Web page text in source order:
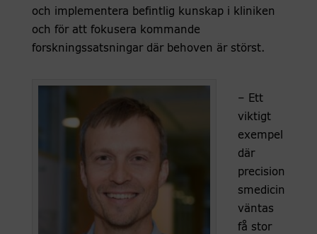
och implementera befintlig kunskap i kliniken
och för att fokusera kommande
forskningssatsningar där behoven är störst.
– Ett
viktigt
exempel
där
precision
smedicin
väntas
få stor